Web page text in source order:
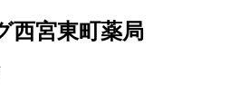
西宮東町薬局